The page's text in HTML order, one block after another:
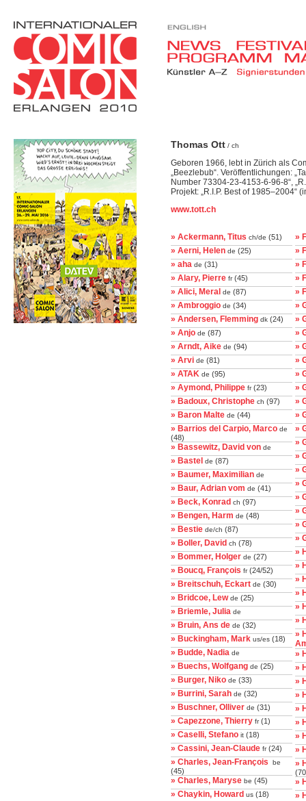
Thomas Ott / ch
Geboren 1966, lebt in Zürich als
„Beezlebub“. Veröffentlichungen:
Number 73304-23-4153-6-96-8“,
Projekt: „R.I.P. Best of 1985–2004“
www.tott.ch
» Ackermann, Titus ch/de (51)
» Aerni, Helen de (25)
» aha de (31)
» Alary, Pierre fr(45)
» Alici, Meral de (87)
» Ambroggio de (34)
» Andersen, Flemming dk (24)
» Anjo de (87)
» Arndt, Aike de (94)
» Arvi de (81)
» ATAK de (95)
» Aymond, Philippe fr(23)
» Badoux, Christophe ch (97)
» Baron Malte de (44)
» Barrios del Carpio, Marco de
(48)
» Bassewitz, David von de
» Bastel de (87)
» Baumer, Maximilian de
» Baur, Adrian vom de (41)
» Beck, Konrad ch (97)
» Bengen, Harm de (48)
» Bestie de/ch (87)
» Boller, David ch (78)
» Bommer, Holger de (27)
» Boucq, François fr(24/52)
» Breitschuh, Eckart de (30)
» Bridcoe, Lewde (25)
» Briemle, Julia de
» Bruin, Ans de de (32)
» Buckingham, Mark us/es (18)
» Budde, Nadia de
» Buechs, Wolfgang de (25)
» Burger, Niko de (33)
» Burrini, Sarah de (32)
» Buschner, Olliver de (31)
» Capezzone, Thierry fr(1)
» Caselli, Stefano it (18)
» Cassini, Jean-Claude fr(24)
» Charles, Jean-François be
(45)
» Charles, Maryse be (45)
» Chaykin, Howard us (18)
»
»
»
»
»
»
»
»
»
»
»
»
»
»
»
»
»
»
»
»
»
»
»
»
»
»
»
»
»
»
»
»
»
»
»
»
»
»
»
»
»